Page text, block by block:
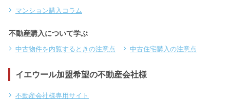
マンション購入コラム
不動産購入について学ぶ
中古物件を内覧するときの注意点 中古住宅購入の注意点
イエウール加盟希望の不動産会社様
不動産会社様専用サイト